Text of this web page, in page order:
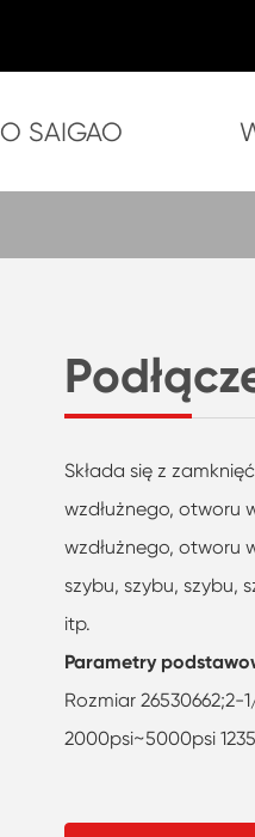
O SAIGAO
Składa się z
wzdłużnego, otworu
wzdłużnego, otworu
szybu, szybu, szybu,
itp.
Parametry
Rozmiar 26530662;2-
2000psi~5000psi